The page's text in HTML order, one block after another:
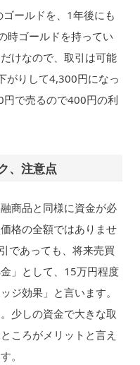
ールドを、1年後にも
時ゴールドを持ってい
けなので、取引は可能
がりして4,300円になっ
で売るので400円の利
、注意点
商品と同様に資金が必
格の全額ではありませ
であっても、将来売買
」として、15万円程度
ジ効果」と言います。
少しの資金で大きな取
ころがメリットと言え
。